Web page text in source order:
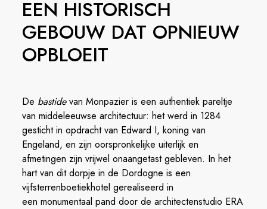
EEN HISTORISCH
GEBOUW DAT OPNIEUW
OPBLOEIT
De bastidevan Monpazier is een authentiek pareltje
van middeleeuwse architectuur: het werd in 1284
gesticht in opdracht van Edward I, koning van
Engeland, en zijn oorspronkelijke uiterlijk en
afmetingen zijn vrijwel onaangetast gebleven. In het
hart van dit dorpje in de Dordogne is een
vijfsterrenboetiekhotel gerealiseerd in
een monumentaal pand door dearchitectenstudio ERA